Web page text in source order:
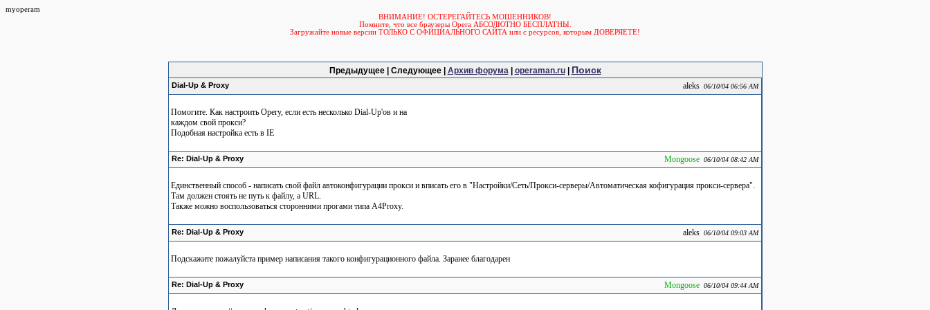
myoperam
ВНИМАНИЕ! ОСТЕРЕГАЙТЕСЬ МОШЕННИКОВ!
Помните, что все браузеры Opera АБСОЛЮТНО БЕСПЛАТНЫ.
Загружайте новые версии ТОЛЬКО С ОФИЦИАЛЬНОГО САЙТА или с ресурсов, которым ДОВЕРЯЕТЕ!
Предыдущее | Следующее | Архив форума| operaman.ru| Поиск
Dial-Up & Proxy aleks 06/10/04 06:56 AM
Помогите. Как настроить Operу, если есть несколько Dial-Up'ов и на
каждом свой прокси?
Подобная настройка есть в IE
Re: Dial-Up & Proxy Mongoose 06/10/04 08:42 AM
Единственный способ - написать свой файл автоконфигурации прокси и вписать его в "Настройки/Сеть/Прокси-серверы/Автоматическая кофигурация прокси-сервера".
Там должен стоять не путь к файлу, а URL.
Также можно воспользоваться сторонними прогами типа A4Proxy.
Re: Dial-Up & Proxy aleks 06/10/04 09:03 AM
Подскажите пожалуйста пример написания такого конфигурационного файла. Заранее благодарен
Re: Dial-Up & Proxy Mongoose 06/10/04 09:44 AM